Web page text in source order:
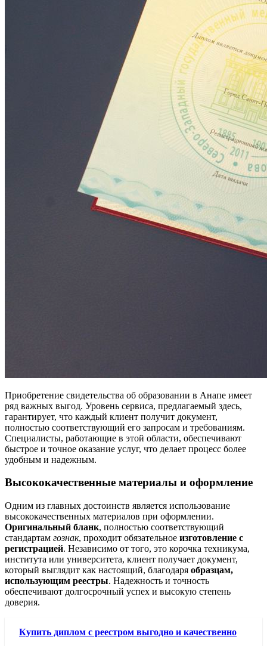
Приобретение свидетельства об образовании в Анапе имеет
ряд важных выгод. Уровень сервиса, предлагаемый здесь,
гарантирует, что каждый клиент получит документ,
полностью соответствующий его запросам и требованиям.
Специалисты, работающие в этой области, обеспечивают
быстрое и точное оказание услуг, что делает процесс более
удобным и надежным.
Высококачественные материалы и оформление
Одним из главных достоинств является использование
высококачественных материалов при оформлении.
Оригинальный бланк, полностью соответствующий
стандартам гознак, проходит обязательное изготовление с
регистрацией. Независимо от того, это корочка техникума,
института или университета, клиент получает документ,
который выглядит как настоящий, благодаря образцам,
использующим реестры. Надежность и точность
обеспечивают долгосрочный успех и высокую степень
доверия.
Купить диплом с реестром выгодно и качественно